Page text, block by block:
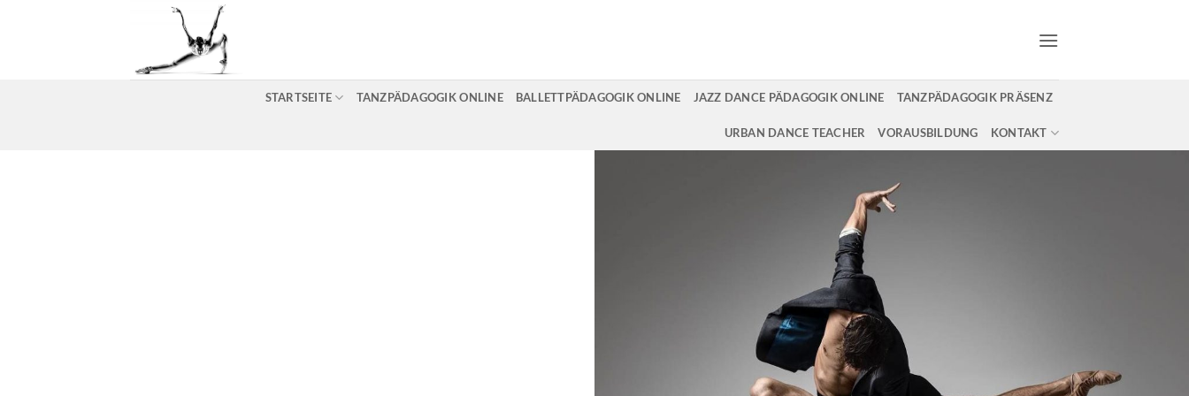
STARTSEITE TANZPÄDAGOGIK ONLINE BALLETTPÄDAGOGIK ONLINE JAZZ DANCE PÄDAGOGIK ONLINE TANZPÄDAGOGIK PRÄSENZ
URBAN DANCE TEACHER VORAUSBILDUNG KONTAKT